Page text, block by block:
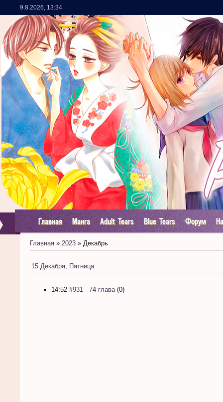
9.8.2026, 13:34
Главная Манга Adult Tears Blue Tears Форум
Главная » 2023 » Декабрь
15 Декабря, Пятница
14:52 #931 - 74 глава (0)